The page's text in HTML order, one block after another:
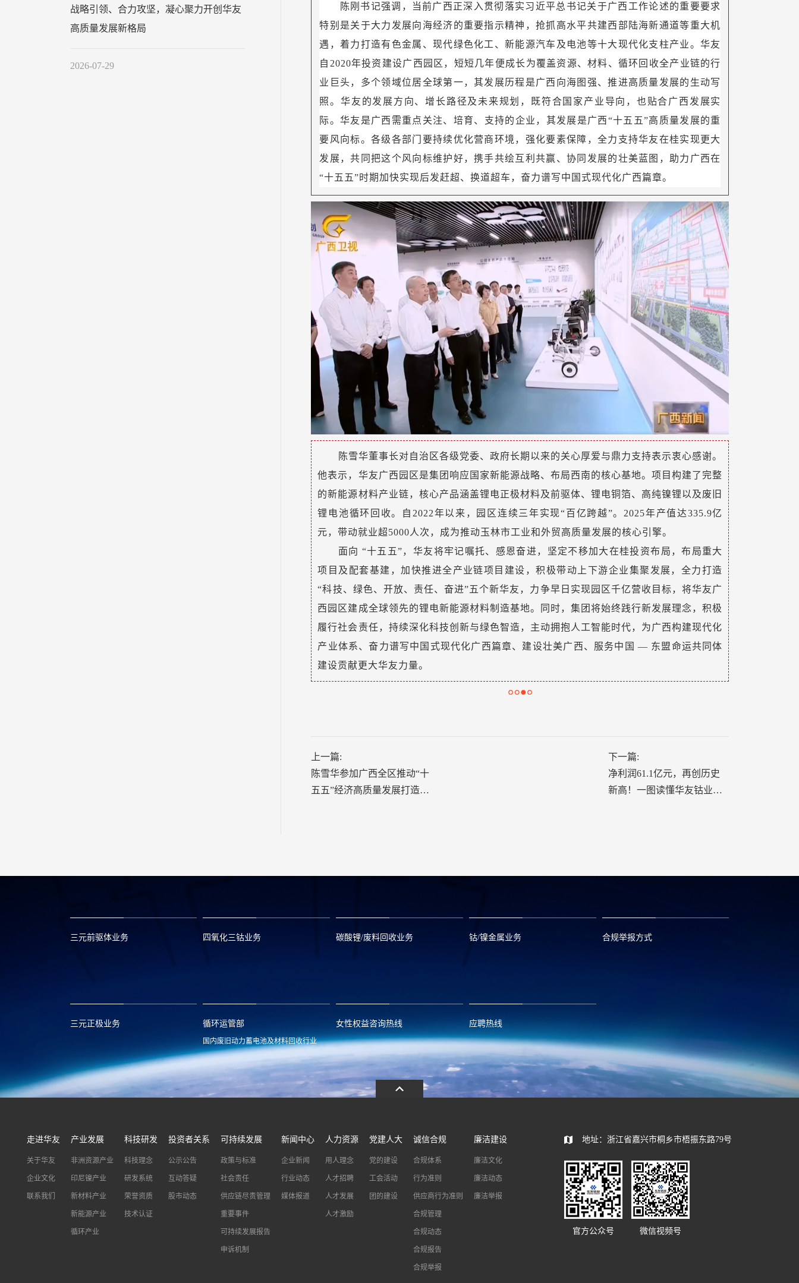
战略引领、合力攻坚，凝心聚力开创华友
高质量发展新格局
2026-07-29
陈刚书记强调，当前广西正深入贯彻落实习近平总书记关于广西工作论述的重要要求
特别是关于大力发展向海经济的重要指示精神，抢抓高水平共建西部陆海新通道等重大机
遇，着力打造有色金属、现代绿色化工、新能源汽车及电池等十大现代化支柱产业。华友
自2020年投资建设广西园区，短短几年便成长为覆盖资源、材料、循环回收全产业链的行
业巨头，多个领域位居全球第一，其发展历程是广西向海图强、推进高质量发展的生动写
照。华友的发展方向、增长路径及未来规划，既符合国家产业导向，也贴合广西发展实
际。华友是广西需重点关注、培育、支持的企业，其发展是广西“十五五”高质量发展的重
要风向标。各级各部门要持续优化营商环境，强化要素保障，全力支持华友在桂实现更大
发展，共同把这个风向标维护好，携手共绘互利共赢、协同发展的壮美蓝图，助力广西在
“十五五”时期加快实现后发赶超、换道超车，奋力谱写中国式现代化广西篇章。
陈雪华董事长对自治区各级党委、政府长期以来的关心厚爱与鼎力支持表示衷心感谢。
他表示，华友广西园区是集团响应国家新能源战略、布局西南的核心基地。项目构建了完整
的新能源材料产业链，核心产品涵盖锂电正极材料及前驱体、锂电铜箔、高纯镍锂以及废旧
锂电池循环回收。自2022年以来，园区连续三年实现“百亿跨越”。2025年产值达335.9亿
元，带动就业超5000人次，成为推动玉林市工业和外贸高质量发展的核心引擎。
面向 “十五五”，华友将牢记嘱托、感恩奋进，坚定不移加大在桂投资布局，布局重大
项目及配套基建，加快推进全产业链项目建设，积极带动上下游企业集聚发展，全力打造
“科技、绿色、开放、责任、奋进”五个新华友，力争早日实现园区千亿营收目标，将华友广
西园区建成全球领先的锂电新能源材料制造基地。同时，集团将始终践行新发展理念，积极
履行社会责任，持续深化科技创新与绿色智造，主动拥抱人工智能时代，为广西构建现代化
产业体系、奋力谱写中国式现代化广西篇章、建设壮美广西、服务中国 — 东盟命运共同体
建设贡献更大华友力量。
上一篇:
陈雪华参加广西全区推动“十
五五”经济高质量发展打造制
下一篇:
净利润61.1亿元，再创历史
新高！一图读懂华友钴业
三元前驱体业务 四氧化三钴业务 碳酸锂/废料回收业务 钴/镍金属业务 合规举报方式
三元正极业务 循环运管部
国内废旧动力蓄电池及材料回收行业
hyxh@huayou.com
女性权益咨询热线
13486326037
应聘热线
0086-0573-88585392
走进华友
关于华友
企业文化
联系我们
产业发展
非洲资源产业
印尼镍产业
新材料产业
新能源产业
循环产业
科技研发
科技理念
研发系统
荣誉资质
技术认证
投资者关系
公示公告
互动答疑
股市动态
可持续发展
政策与标准
社会责任
供应链尽责管理
重要事件
可持续发展报告
申诉机制
新闻中心
企业新闻
行业动态
媒体报道
人力资源
用人理念
人才招聘
人才发展
人才激励
党建人大
党的建设
工会活动
团的建设
诚信合规
合规体系
行为准则
供应商行为准则
合规管理
合规动态
合规报告
合规举报
廉洁建设
廉洁文化
廉洁动态
廉洁举报
地址：浙江省嘉兴市桐乡市梧振东路79号
官方公众号 微信视频号